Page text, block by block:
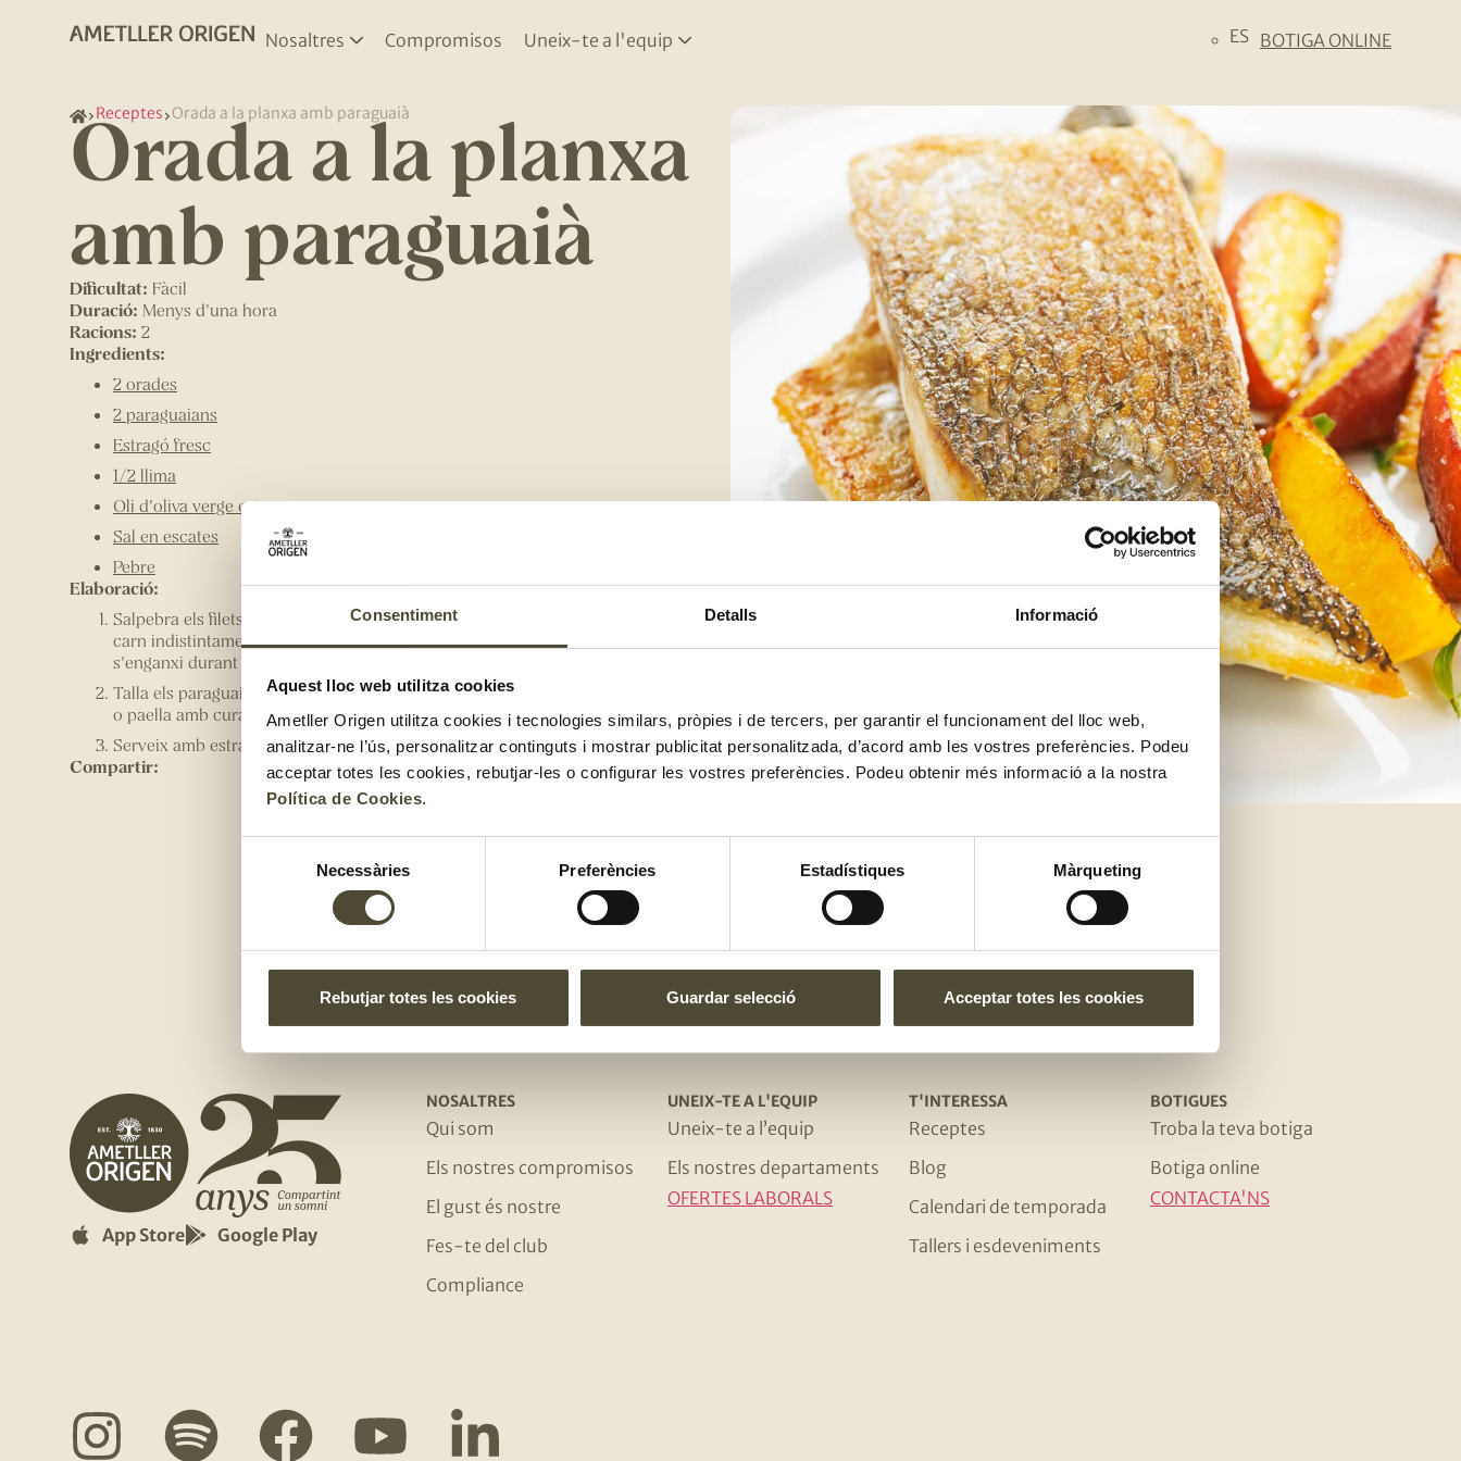
Consentiment Detalls Informació
Aquest lloc web utilitza cookies
Ametller Origen utilitza cookies i tecnologies similars, pròpies i de tercers, per garantir el funcionament del lloc web,
analitzar-ne l’ús, personalitzar continguts i mostrar publicitat personalitzada, d’acord amb les vostres preferències. Podeu
acceptar totes les cookies, rebutjar-les o configurar les vostres preferències. Podeu obtenir més informació a la nostra
Política de Cookies.
consentiment
Necessàries Preferències Estadístiques Màrqueting
Rebutjar totes les cookies Guardar selecció Acceptar totes les cookies
Nosaltres Compromisos Uneix-te a l'equip ES BOTIGA ONLINE
Receptes Orada a la planxa amb paraguaià
Orada a la planxa
amb paraguaià
Dificultat: Fàcil
Duració: Menys d'una hora
Racions: 2
Ingredients:
2 orades
2 paraguaians
Estragó fresc
1/2 llima
Oli d'oliva verge extra
Sal en escates
Pebre
Elaboració:
Salpebra els filets d'orada i fes-los a la planxa o paella, del costat de la pell o la
carn indistintament. Assegura't de posar unes gotes d'oli i moure-ho perquè no
s'enganxi durant 9 minuts de cada costat aproximadament.
Talla els paraguaians al llarg fent grillons, ruixa'ls amb llima i passa'ls per la planxa
o paella amb cura.
Serveix amb estragó fresc.
Compartir:
El gust és nostre
App Store Google Play
NOSALTRES
Qui som
Els nostres compromisos
El gust és nostre
Fes-te del club
Compliance
UNEIX-TE A L'EQUIP
Uneix-te a l’equip
Els nostres departaments
OFERTES LABORALS
T'INTERESSA
Receptes
Blog
Calendari de temporada
Tallers i esdeveniments
BOTIGUES
Troba la teva botiga
Botiga online
CONTACTA'NS